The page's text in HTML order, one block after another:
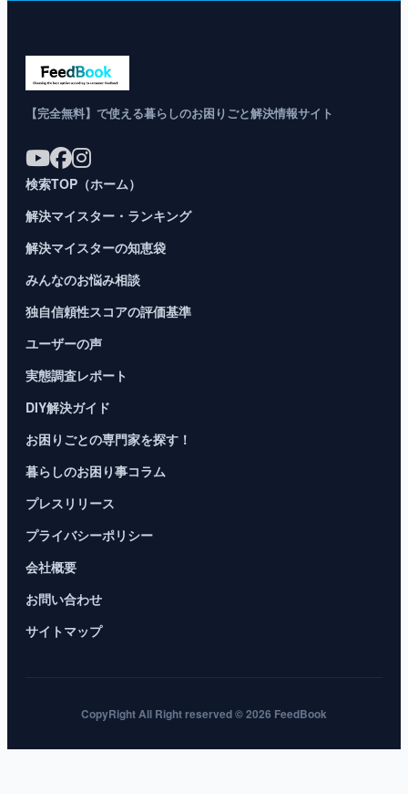
【完全無料】で使える暮らしのお困りごと解決情報サイト
検索TOP（ホーム）
解決マイスター・ランキング
解決マイスターの知恵袋
みんなのお悩み相談
独自信頼性スコアの評価基準
ユーザーの声
実態調査レポート
DIY解決ガイド
お困りごとの専門家を探す！
暮らしのお困り事コラム
プレスリリース
プライバシーポリシー
会社概要
お問い合わせ
サイトマップ
CopyRight All Right reserved © 2026 FeedBook